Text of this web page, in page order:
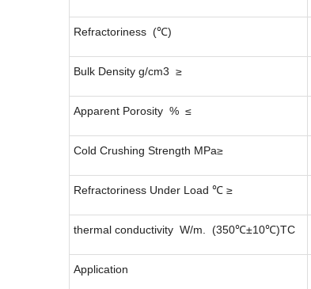
Refractoriness (℃)
Bulk Density g/cm3 ≥
Apparent Porosity % ≤
Cold Crushing Strength MPa≥
Refractoriness Under Load ℃ ≥
thermal conductivity W/m. (350℃±10℃)TC
Application